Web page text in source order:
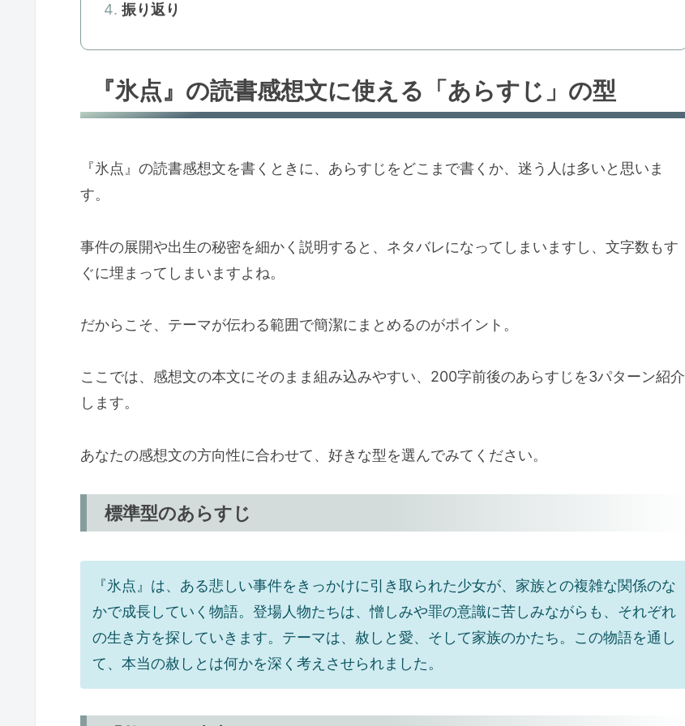
振り返り
『氷点』の読書感想文に使える「あらすじ」の型
『氷点』の読書感想文を書くときに、あらすじをどこまで書くか、迷う人は多いと思いま
す。
事件の展開や出生の秘密を細かく説明すると、ネタバレになってしまいますし、文字数もす
ぐに埋まってしまいますよね。
だからこそ、テーマが伝わる範囲で簡潔にまとめるのがポイント。
ここでは、感想文の本文にそのまま組み込みやすい、200字前後のあらすじを3パターン紹介
します。
あなたの感想文の方向性に合わせて、好きな型を選んでみてください。
標準型のあらすじ
『氷点』は、ある悲しい事件をきっかけに引き取られた少女が、家族との複雑な関係のな
かで成長していく物語。登場人物たちは、憎しみや罪の意識に苦しみながらも、それぞれ
の生き方を探していきます。テーマは、赦しと愛、そして家族のかたち。この物語を通し
て、本当の赦しとは何かを深く考えさせられました。